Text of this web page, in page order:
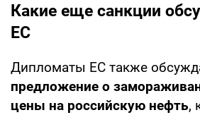
Какие еще санкции
ЕС
Дипломаты ЕС также
предложение о
цены на российскую нефть,